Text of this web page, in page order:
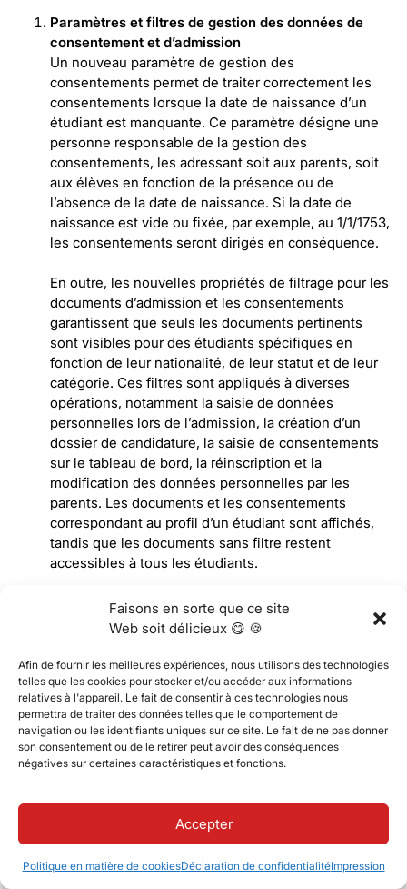
Faisons en sorte que ce site
Web soit délicieux 😋 🍪
Afin de fournir les meilleures expériences, nous utilisons des technologies
telles que les cookies pour stocker et/ou accéder aux informations
relatives à l'appareil. Le fait de consentir à ces technologies nous
permettra de traiter des données telles que le comportement de
navigation ou les identifiants uniques sur ce site. Le fait de ne pas donner
son consentement ou de le retirer peut avoir des conséquences
négatives sur certaines caractéristiques et fonctions.
Accepter
Politique en matière de cookiesDéclaration de confidentialitéImpression
Paramètres et filtres de gestion des données de
consentement et d’admission
Un nouveau paramètre de gestion des
consentements permet de traiter correctement les
consentements lorsque la date de naissance d’un
étudiant est manquante. Ce paramètre désigne une
personne responsable de la gestion des
consentements, les adressant soit aux parents, soit
aux élèves en fonction de la présence ou de
l’absence de la date de naissance. Si la date de
naissance est vide ou fixée, par exemple, au 1/1/1753,
les consentements seront dirigés en conséquence.
En outre, les nouvelles propriétés de filtrage pour les
documents d’admission et les consentements
garantissent que seuls les documents pertinents
sont visibles pour des étudiants spécifiques en
fonction de leur nationalité, de leur statut et de leur
catégorie. Ces filtres sont appliqués à diverses
opérations, notamment la saisie de données
personnelles lors de l’admission, la création d’un
dossier de candidature, la saisie de consentements
sur le tableau de bord, la réinscription et la
modification des données personnelles par les
parents. Les documents et les consentements
correspondant au profil d’un étudiant sont affichés,
tandis que les documents sans filtre restent
accessibles à tous les étudiants.
Académique
Carnet de notes
Nouveau statut de matière dans le carnet de notes